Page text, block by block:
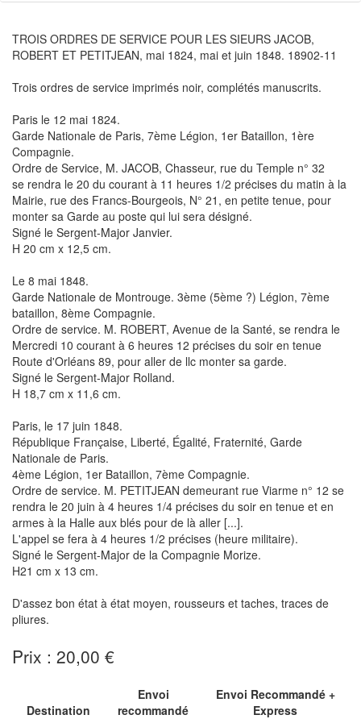
TROIS ORDRES DE SERVICE POUR LES SIEURS JACOB,
ROBERT ET PETITJEAN, mai 1824, mai et juin 1848. 18902-11
Trois ordres de service imprimés noir, complétés manuscrits.
Paris le 12 mai 1824.
Garde Nationale de Paris, 7ème Légion, 1er Bataillon, 1ère
Compagnie.
Ordre de Service, M. JACOB, Chasseur, rue du Temple n° 32
se rendra le 20 du courant à 11 heures 1/2 précises du matin à la
Mairie, rue des Francs-Bourgeois, N° 21, en petite tenue, pour
monter sa Garde au poste qui lui sera désigné.
Signé le Sergent-Major Janvier.
H 20 cm x 12,5 cm.
Le 8 mai 1848.
Garde Nationale de Montrouge. 3ème (5ème ?) Légion, 7ème
bataillon, 8ème Compagnie.
Ordre de service. M. ROBERT, Avenue de la Santé, se rendra le
Mercredi 10 courant à 6 heures 12 précises du soir en tenue
Route d'Orléans 89, pour aller de llc monter sa garde.
Signé le Sergent-Major Rolland.
H 18,7 cm x 11,6 cm.
Paris, le 17 juin 1848.
République Française, Liberté, Égalité, Fraternité, Garde
Nationale de Paris.
4ème Légion, 1er Bataillon, 7ème Compagnie.
Ordre de service. M. PETITJEAN demeurant rue Viarme n° 12 se
rendra le 20 juin à 4 heures 1/4 précises du soir en tenue et en
armes à la Halle aux blés pour de là aller [...].
L'appel se fera à 4 heures 1/2 précises (heure militaire).
Signé le Sergent-Major de la Compagnie Morize.
H21 cm x 13 cm.
D'assez bon état à état moyen, rousseurs et taches, traces de
pliures.
Prix : 20,00 €
Destination
Envoi
recommandé
Envoi Recommandé +
Express